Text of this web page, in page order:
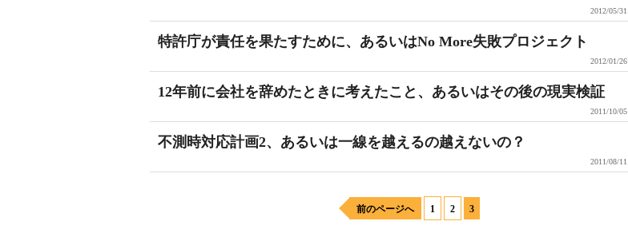
2012/05/31
特許庁が責任を果たすために、あるいはNo More失敗プロジェクト
2012/01/26
12年前に会社を辞めたときに考えたこと、あるいはその後の現実検証
2011/10/05
不測時対応計画2、あるいは一線を越えるの越えないの？
2011/08/11
前のページへ 1 2 3